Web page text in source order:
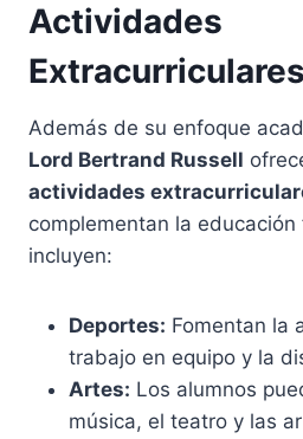
Actividades
Extracurriculares
Además de su enfoque
Lord Bertrand Russell
actividades
complementan la educación
incluyen:
Deportes: Fomentan la
trabajo en equipo y la
Artes: Los alumnos
música, el teatro y las